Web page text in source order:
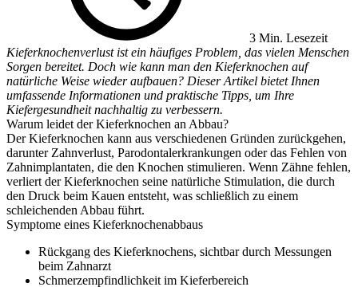
3 Min. Lesezeit
Kieferknochenverlust ist ein häufiges Problem, das vielen Menschen
Sorgen bereitet. Doch wie kann man den Kieferknochen auf
natürliche Weise wieder aufbauen? Dieser Artikel bietet Ihnen
umfassende Informationen und praktische Tipps, um Ihre
Kiefergesundheit nachhaltig zu verbessern.
Warum leidet der Kieferknochen an Abbau?
Der Kieferknochen kann aus verschiedenen Gründen zurückgehen,
darunter Zahnverlust, Parodontalerkrankungen oder das Fehlen von
Zahnimplantaten, die den Knochen stimulieren. Wenn Zähne fehlen,
verliert der Kieferknochen seine natürliche Stimulation, die durch
den Druck beim Kauen entsteht, was schließlich zu einem
schleichenden Abbau führt.
Symptome eines Kieferknochenabbaus
Rückgang des Kieferknochens, sichtbar durch Messungen
beim Zahnarzt
Schmerzempfindlichkeit im Kieferbereich